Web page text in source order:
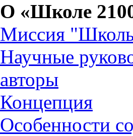
О «Школе
Миссия
Научные
авторы
Концепция
Особенности